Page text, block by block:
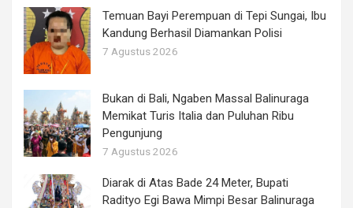
Temuan Bayi Perempuan di Tepi Sungai, Ibu
Kandung Berhasil Diamankan Polisi
7 Agustus 2026
Bukan di Bali, Ngaben Massal Balinuraga
Memikat Turis Italia dan Puluhan Ribu
Pengunjung
7 Agustus 2026
Diarak di Atas Bade 24 Meter, Bupati
Radityo Egi Bawa Mimpi Besar Balinuraga